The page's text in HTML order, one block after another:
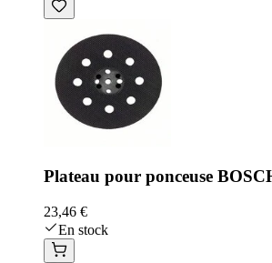
Plateau pour ponceuse
23,46 €
En stock